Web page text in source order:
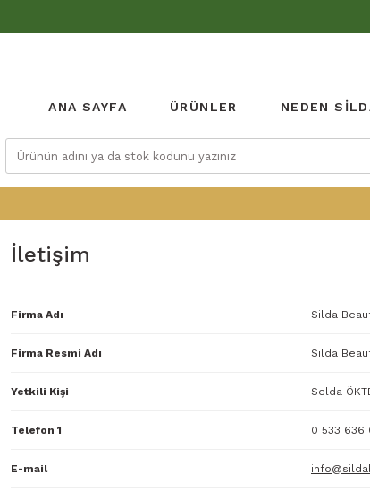
ANA SAYFA ÜRÜNLER NEDEN
İletişim
Firma Adı Silda
Firma Resmi Adı Silda
Yetkili Kişi Selda
Telefon 1 0 533 636
E-mail